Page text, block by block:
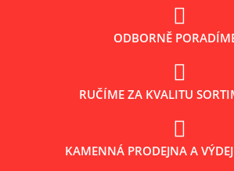
ODBORNĚ
RUČÍME ZA KVALITU
KAMENNÁ PRODEJNA A